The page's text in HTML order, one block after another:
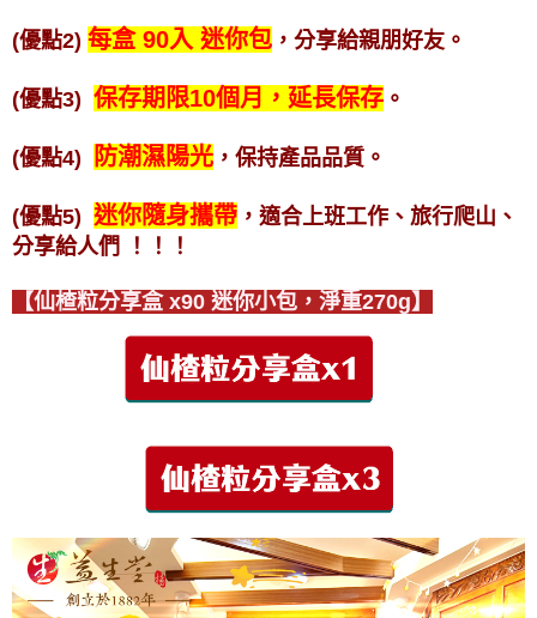
(優點2) 每盒 90入 迷你包 ，分享給親朋好友。
(優點3) 保存期限10個月，延長保存 。
(優點4) 防潮濕陽光 ，保持產品品質。
(優點5) 迷你隨身攜帶 ，適合上班工作、旅行爬山、
分享給人們
！！！
【仙楂粒分享盒 x90 迷你小包，淨重270g】